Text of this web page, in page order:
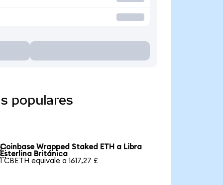
populares
Coinbase Wrapped Staked ETH a Libra
Esterlina Británica
1 CBETH equivale a 1617,27 £